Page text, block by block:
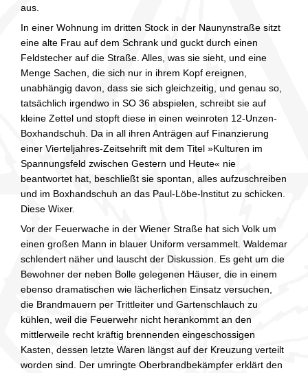
aus.
In einer Wohnung im dritten Stock in der Naunynstraße sitzt
eine alte Frau auf dem Schrank und guckt durch einen
Feldstecher auf die Straße. Alles, was sie sieht, und eine
Menge Sachen, die sich nur in ihrem Kopf ereignen,
unabhängig davon, dass sie sich gleichzeitig, und genau so,
tatsächlich irgendwo in SO 36 abspielen, schreibt sie auf
kleine Zettel und stopft diese in einen weinroten 12-Unzen-
Boxhandschuh. Da in all ihren Anträgen auf Finanzierung
einer Vierteljahres-Zeitsehrift mit dem Titel »Kulturen im
Spannungsfeld zwischen Gestern und Heute« nie
beantwortet hat, beschließt sie spontan, alles aufzuschreiben
und im Boxhandschuh an das Paul-Löbe-lnstitut zu schicken.
Diese Wixer.
Vor der Feuerwache in der Wiener Straße hat sich Volk um
einen großen Mann in blauer Uniform versammelt. Waldemar
schlendert näher und lauscht der Diskussion. Es geht um die
Bewohner der neben Bolle gelegenen Häuser, die in einem
ebenso dramatischen wie lächerlichen Einsatz versuchen,
die Brandmauern per Trittleiter und Gartenschlauch zu
kühlen, weil die Feuerwehr nicht herankommt an den
mittlerweile recht kräftig brennenden eingeschossigen
Kasten, dessen letzte Waren längst auf der Kreuzung verteilt
worden sind. Der umringte Oberbrandbekämpfer erklärt den